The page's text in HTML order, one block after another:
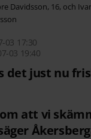
Davidsson, 16, och
03 17:30
03 19:40
det just nu
att vi